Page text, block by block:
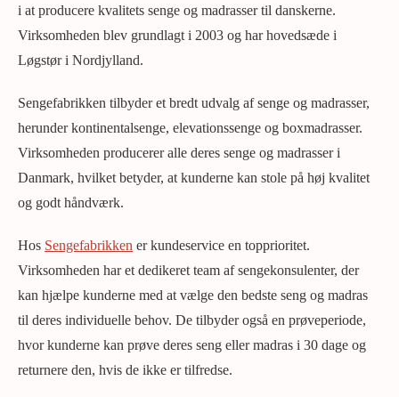
i at producere kvalitets senge og madrasser til danskerne.
Virksomheden blev grundlagt i 2003 og har hovedsæde i
Løgstør i Nordjylland.
Sengefabrikken tilbyder et bredt udvalg af senge og madrasser,
herunder kontinentalsenge, elevationssenge og boxmadrasser.
Virksomheden producerer alle deres senge og madrasser i
Danmark, hvilket betyder, at kunderne kan stole på høj kvalitet
og godt håndværk.
Hos Sengefabrikken er kundeservice en topprioritet.
Virksomheden har et dedikeret team af sengekonsulenter, der
kan hjælpe kunderne med at vælge den bedste seng og madras
til deres individuelle behov. De tilbyder også en prøveperiode,
hvor kunderne kan prøve deres seng eller madras i 30 dage og
returnere den, hvis de ikke er tilfredse.